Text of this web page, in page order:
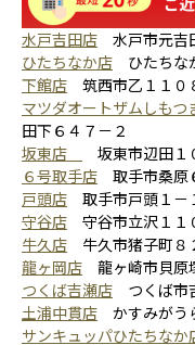
水戸吉田店 水戸市元吉
ひたちなか店 ひたちな
下館店 筑西市乙１１０
マツダオートザムしもつ
田下６４７－２
坂東店
坂東市辺田１
６号取手店 取手市桑原
戸頭店 取手市戸頭１－
守谷店 守谷市立沢１１
牛久店 牛久市猪子町８
龍ヶ岡店 龍ヶ崎市貝原
つくば吉瀬店 つくば市
土浦中貫店 かすみがう
サンキュッパひたちなか